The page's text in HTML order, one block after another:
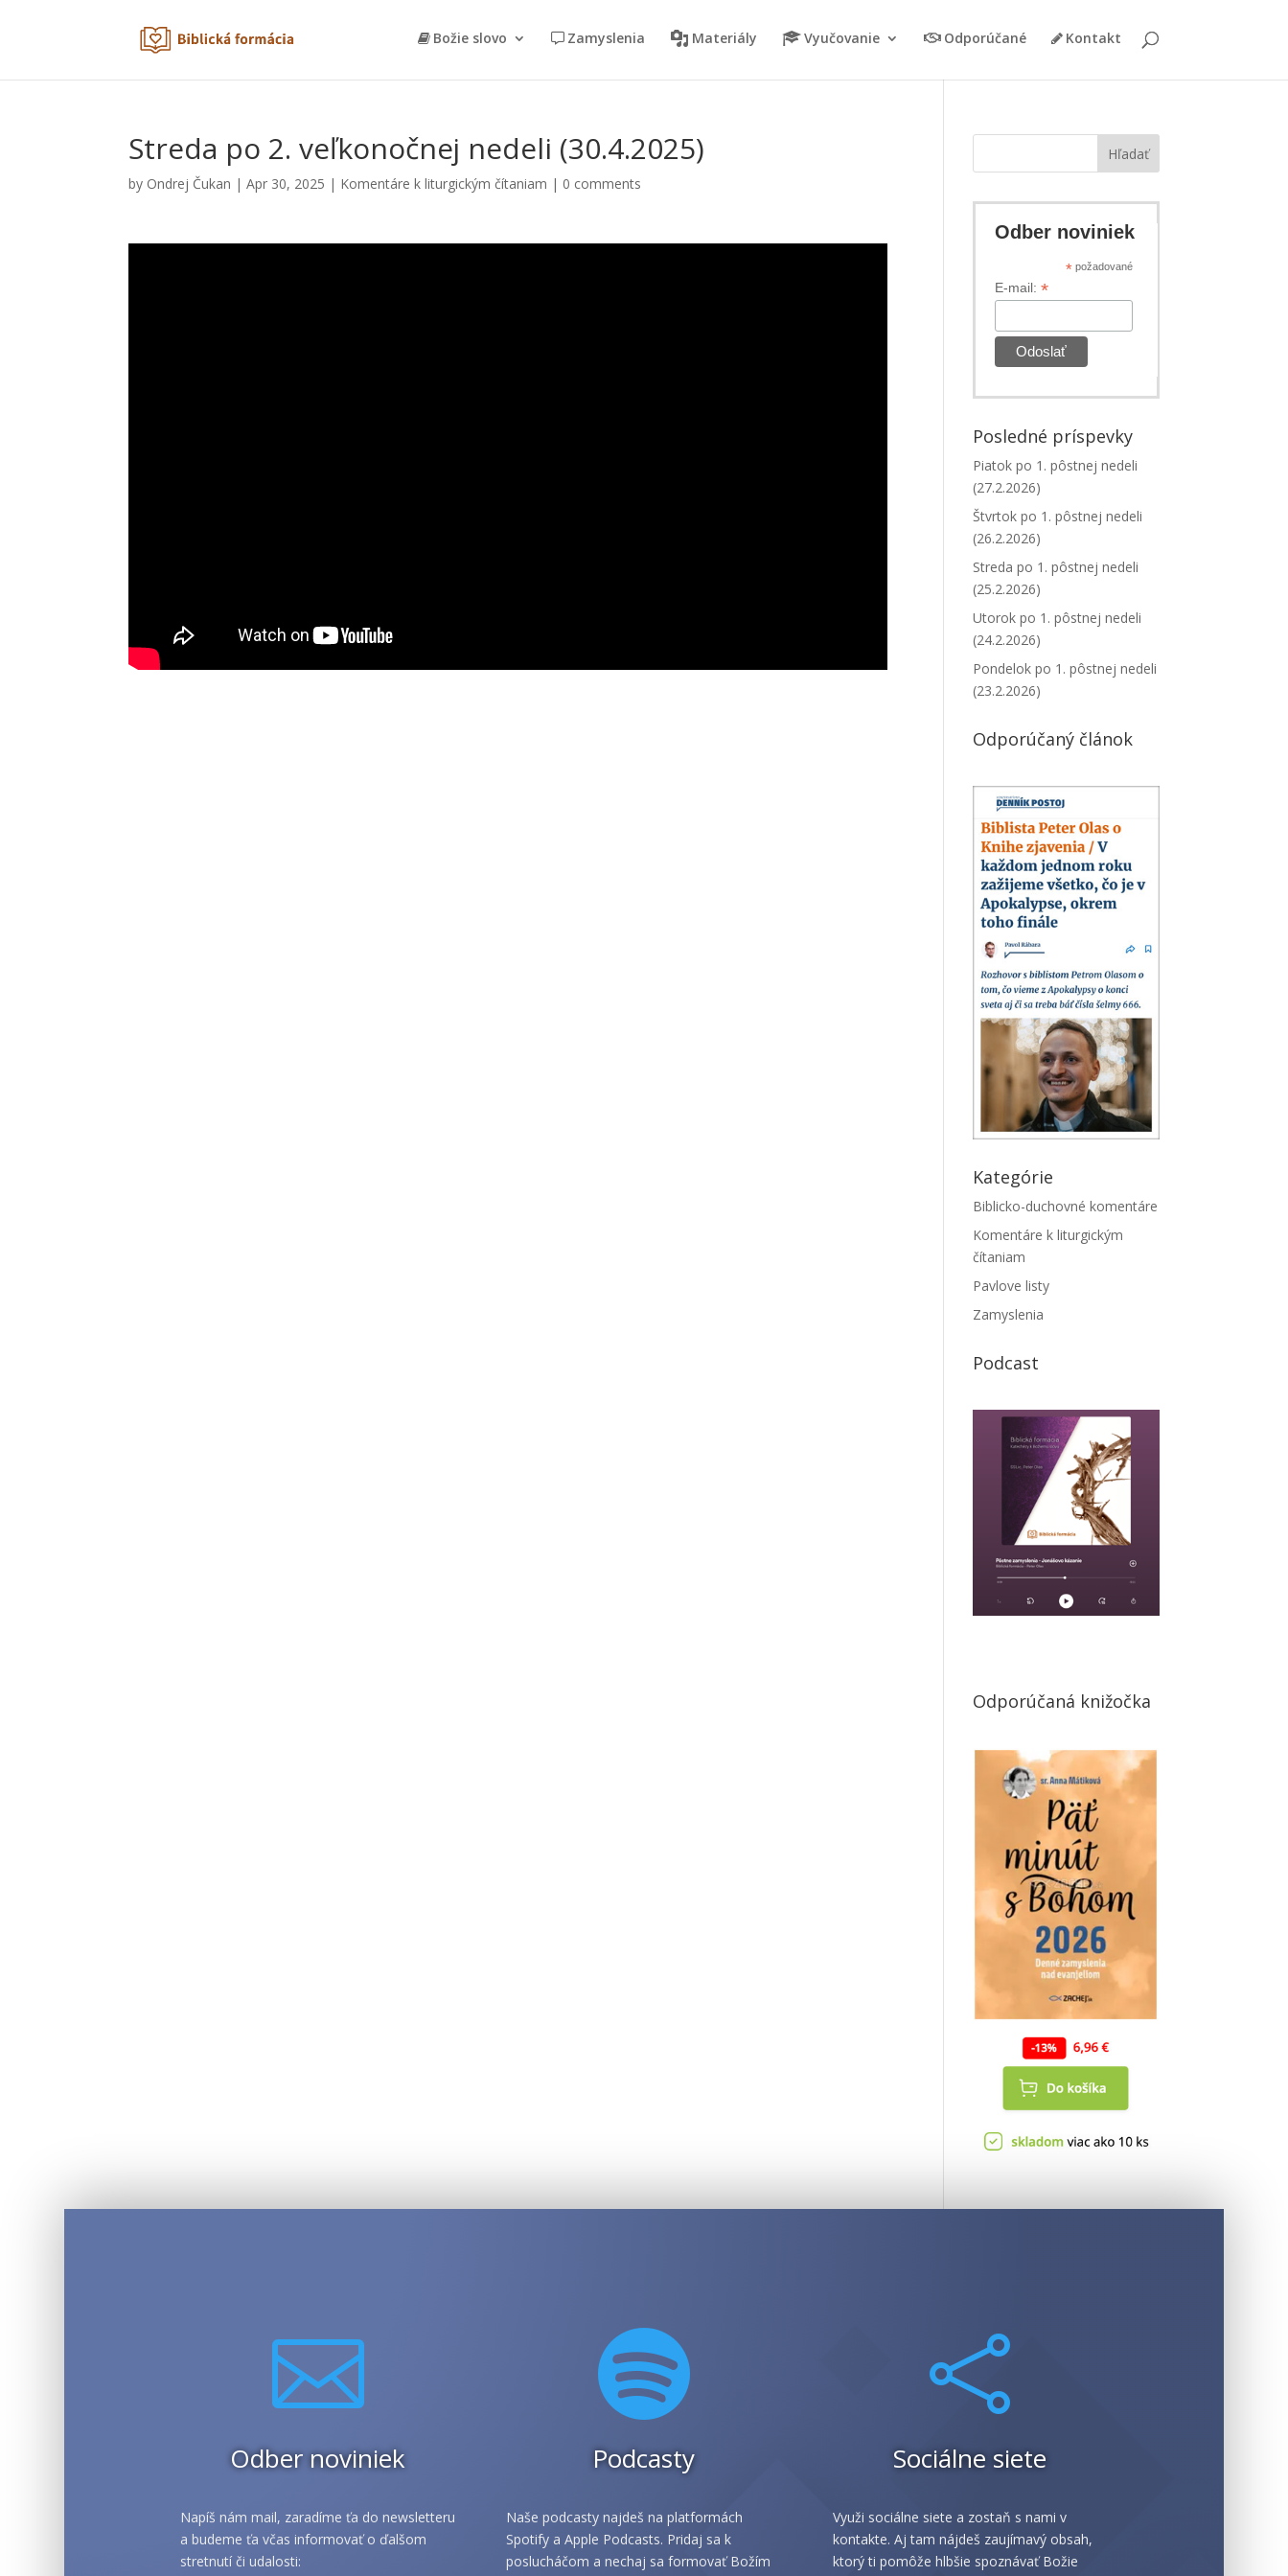
Božie slovo Zamyslenia Materiály Vyučovanie Odporúčané Kontakt
Streda po 2. veľkonočnej nedeli (30.4.2025)
by Ondrej Čukan |Apr 30, 2025 | Komentáre k liturgickým čítaniam | 0 comments
Hľadať
Odber noviniek
* požadované
E-mail:*
Posledné príspevky
Piatok po 1. pôstnej nedeli
(27.2.2026)
Štvrtok po 1. pôstnej nedeli
(26.2.2026)
Streda po 1. pôstnej nedeli
(25.2.2026)
Utorok po 1. pôstnej nedeli
(24.2.2026)
Pondelok po 1. pôstnej nedeli
(23.2.2026)
Odporúčaný článok
Kategórie
Biblicko-duchovné komentáre
Komentáre k liturgickým
čítaniam
Pavlove listy
Zamyslenia
Podcast
Odporúčaná knižočka

Odber noviniek
Napíš nám mail, zaradíme ťa do newsletteru
a budeme ťa včas informovať o ďalšom
stretnutí či udalosti:

Podcasty
Naše podcasty najdeš na platformách
Spotify a Apple Podcasts. Pridaj sa k
poslucháčom a nechaj sa formovať Božím

Sociálne siete
Využi sociálne siete a zostaň s nami v
kontakte. Aj tam nájdeš zaujímavý obsah,
ktorý ti pomôže hlbšie spoznávať Božie